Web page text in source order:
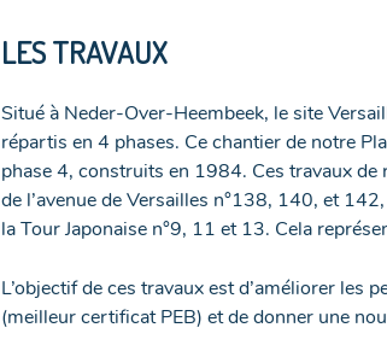
LES TRAVAUX
Situé à Neder-Over-Heembeek, le site
répartis en 4 phases. Ce chantier de notre
phase 4, construits en 1984. Ces travaux de
de l’avenue de Versailles n°138, 140, et
la Tour Japonaise n°9, 11 et 13. Cela
L’objectif de ces travaux est d’améliorer les
(meilleur certificat PEB) et de donner une